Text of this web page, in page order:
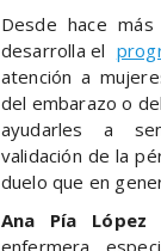
Desde hace
desarrolla el
atención a
del embarazo o
ayudarles a
validación de la
duelo que en
Ana Pía López